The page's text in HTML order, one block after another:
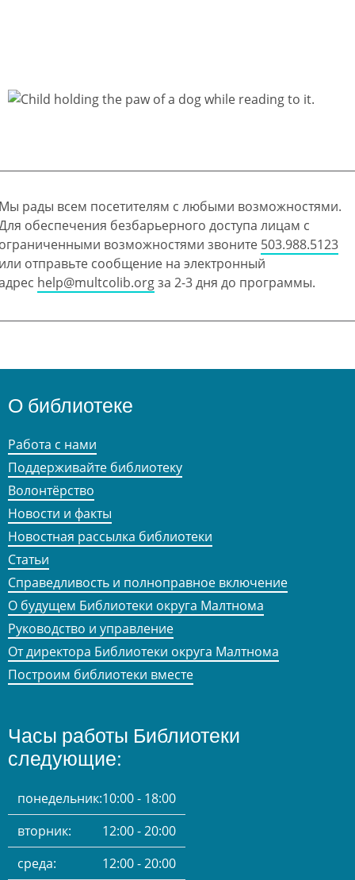
рады всем посетителям с любыми возможностями.
обеспечения безбарьерного доступа лицам с
возможностями звоните 503.988.5123
отправьте сообщение на электронный
help@multcolib.orgза 2-3 дня до программы.
О библиотеке
Работа с нами
Поддерживайте библиотеку
Волонтёрство
Новости и факты
Новостная рассылка библиотеки
Статьи
Справедливость и полноправное включение
О будущем Библиотеки округа Малтнома
Руководство и управление
От директора Библиотеки округа Малтнома
Построим библиотеки вместе
Часы работы Библиотеки
следующие:
понедельник:10:00 - 18:00
вторник:
12:00 - 20:00
среда:
12:00 - 20:00